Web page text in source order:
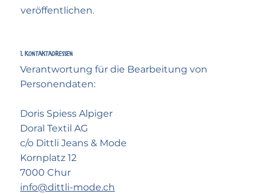
veröffentlichen.
1. Kontakt­adressen
Verantwortung für die Bearbeitung von
Personendaten:
Doris Spiess Alpiger
Doral Textil AG
c/o Dittli Jeans & Mode
Kornplatz 12
7000 Chur
info@dittli-mode.ch